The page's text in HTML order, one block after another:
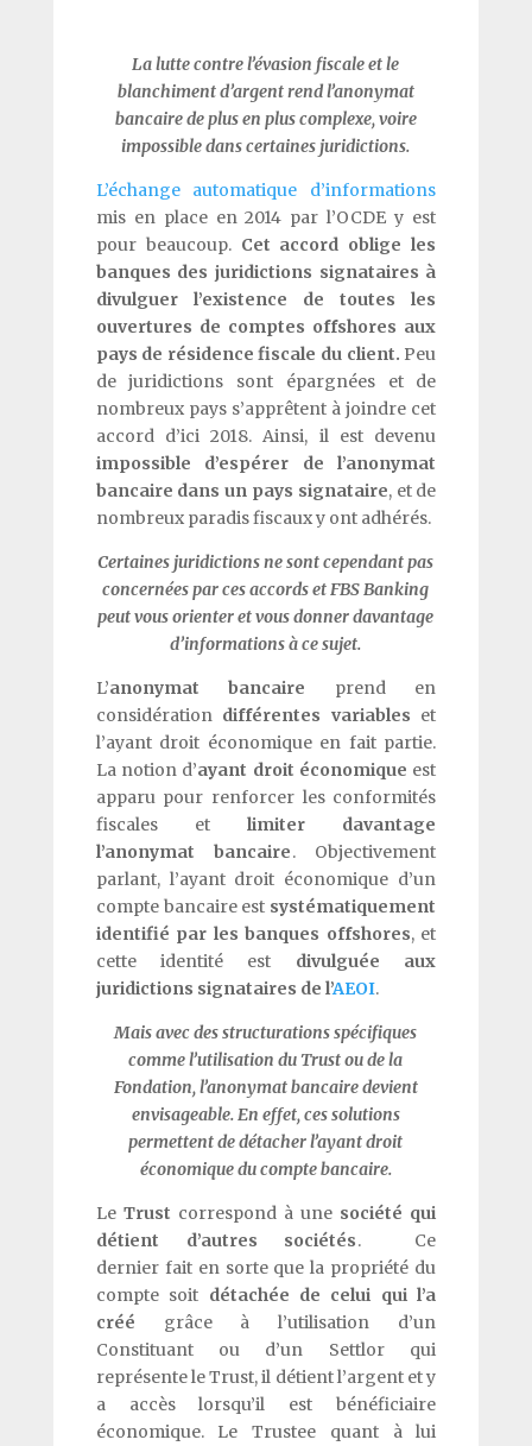
La lutte contre l’évasion fiscale et le
blanchiment d’argent rend l’anonymat
bancaire de plus en plus complexe, voire
impossible dans certaines juridictions.
L’échange automatique d’informations
mis en place en 2014 par l’OCDE y est
pour beaucoup. Cet accord oblige les
banques des juridictions signataires à
divulguer l’existence de toutes les
ouvertures de comptes offshores aux
pays de résidence fiscale du client. Peu
de juridictions sont épargnées et de
nombreux pays s’apprêtent à joindre cet
accord d’ici 2018. Ainsi, il est devenu
impossible d’espérer de l’anonymat
bancaire dans un pays signataire, et de
nombreux paradis fiscaux y ont adhérés.
Certaines juridictions ne sont cependant pas
concernées par ces accords et FBS Banking
peut vous orienter et vous donner davantage
d’informations à ce sujet.
L’anonymat bancaire prend en
considération différentes variables et
l’ayant droit économique en fait partie.
La notion d’ayant droit économique est
apparu pour renforcer les conformités
fiscales etlimiter davantage
l’anonymat bancaire. Objectivement
parlant, l’ayant droit économique d’un
compte bancaire est systématiquement
identifié par les banques offshores, et
cette identité est divulguée aux
juridictions signataires de l’AEOI.
Mais avec des structurations spécifiques
comme l’utilisation du Trust ou de la
Fondation, l’anonymat bancaire devient
envisageable. En effet, ces solutions
permettent de détacher l’ayant droit
économique du compte bancaire.
LeTrust correspond à une société qui
détient d’autres sociétés. Ce
dernier fait en sorte que la propriété du
compte soit détachée de celui qui l’a
créé grâce à l’utilisation d’un
Constituant ou d’un Settlor qui
représente le Trust, il détient l’argent et y
a accès lorsqu’il est bénéficiaire
économique. Le Trustee quant à lui